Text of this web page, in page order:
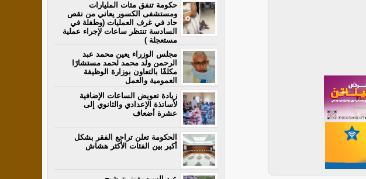
حكومة تنفق مئات المليارات
ومستشفى الكسور يعاني من نقص
حاد في غرف العمليات (وطفلة في
السادسة تنتظر ساعات لإجراء عملية
مستعجلة )
مجلس الوزراء يعين محمد عبد
الرحمن ولد محمد لحمد مستشارًا
مكلفًا بالتعاون بوزارة الوظيفة
العمومية والعمل
زيادة تعويض الساعات الإضافية
لأساتذة الإعدادي والثانوي إلى
عشرة أضعاف
الحكومة تعلن تراجع الفقر بشكل
أكبر بين الفئات الأكثر هشاش